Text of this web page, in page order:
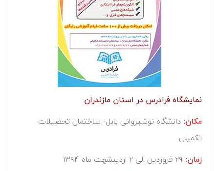
نمایشگاه فرادرس در استان مازندران
مکان: دانشگاه نوشیروانی بابل- ساختمان تحصیلات
تکمیلی
زمان: